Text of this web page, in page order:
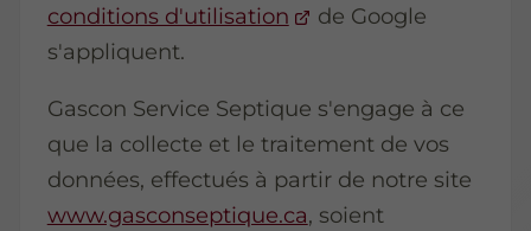
conditions d'utilisation
de Google
s'appliquent.
Gascon Service Septique s'engage à ce
que la collecte et le traitement de vos
données, effectués à partir de notre site
www.gasconseptique.ca, soient